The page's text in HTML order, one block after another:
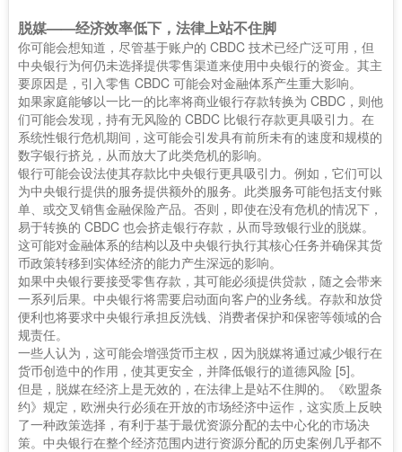
脱媒——经济效率低下，法律上站不住脚
你可能会想知道，尽管基于账户的 CBDC 技术已经广泛可用，但
中央银行为何仍未选择提供零售渠道来使用中央银行的资金。其主
要原因是，引入零售 CBDC 可能会对金融体系产生重大影响。
如果家庭能够以一比一的比率将商业银行存款转换为 CBDC，则他
们可能会发现，持有无风险的 CBDC 比银行存款更具吸引力。在
系统性银行危机期间，这可能会引发具有前所未有的速度和规模的
数字银行挤兑，从而放大了此类危机的影响。
银行可能会设法使其存款比中央银行更具吸引力。例如，它们可以
为中央银行提供的服务提供额外的服务。此类服务可能包括支付账
单、或交叉销售金融保险产品。否则，即使在没有危机的情况下，
易于转换的 CBDC 也会挤走银行存款，从而导致银行业的脱媒。
这可能对金融体系的结构以及中央银行执行其核心任务并确保其货
币政策转移到实体经济的能力产生深远的影响。
如果中央银行要接受零售存款，其可能必须提供贷款，随之会带来
一系列后果。中央银行将需要启动面向客户的业务线。存款和放贷
便利也将要求中央银行承担反洗钱、消费者保护和保密等领域的合
规责任。
一些人认为，这可能会增强货币主权，因为脱媒将通过减少银行在
货币创造中的作用，使其更安全，并降低银行的道德风险 [5]。
但是，脱媒在经济上是无效的，在法律上是站不住脚的。《欧盟条
约》规定，欧洲央行必须在开放的市场经济中运作，这实质上反映
了一种政策选择，有利于基于最优资源分配的去中心化的市场决
策。中央银行在整个经济范围内进行资源分配的历史案例几乎都不